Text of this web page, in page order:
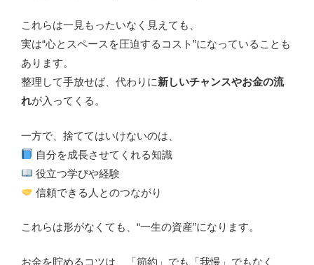
これらは一見もったいなく見えても、
実は“心とスペースを圧迫するコスト”になっていることも
あります。
整理して手放せば、代わりに新しいチャンスやお金の流
れが入ってくる。
一方で、捨ててはいけないのは、
自分を成長させてくれる知識
役立つ学びや経験
信頼できる人とのつながり
これらは形がなくても、“一生の資産”になります。
お金を貯めるコツは、「節約」でも「我慢」でもなく、